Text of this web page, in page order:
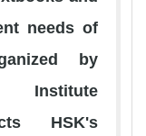
needs of
by
Institute
HSK's